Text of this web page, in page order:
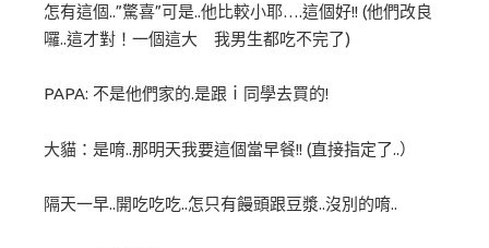
怎有這個..”驚喜”可是..他比較小耶….這個好!! (他們改良
囉..這才對！一個這大 我男生都吃不完了)
PAPA: 不是他們家的.是跟ｉ同學去買的!
大貓：是唷..那明天我要這個當早餐!! (直接指定了..）
隔天一早..開吃吃吃..怎只有饅頭跟豆漿..沒別的唷..